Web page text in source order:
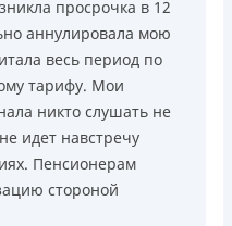
банкинг)
0,01% в день для
3 до 30 дней (после
паспорта, ИНН, номер
просрочка в 12
аннулировала мою
весь период по
тарифу. Мои
никто слушать не
идет навстречу
Пенсионерам
стороной